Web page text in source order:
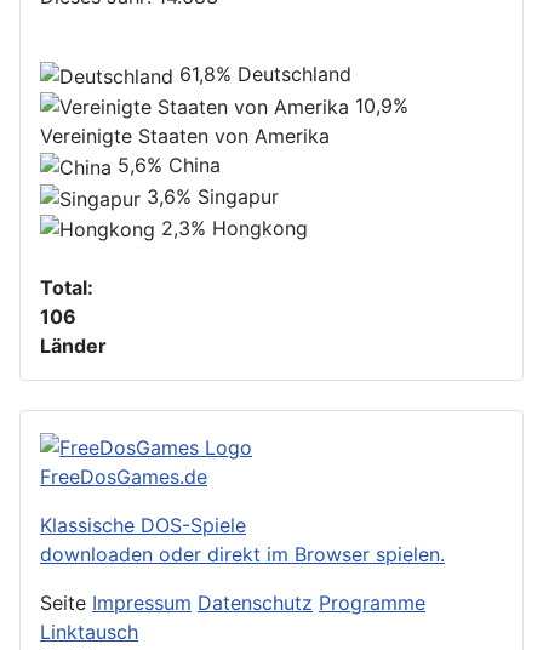
61,8% Deutschland
10,9%
Vereinigte Staaten von Amerika
5,6% China
3,6% Singapur
2,3% Hongkong
Total:
106
Länder
FreeDosGames.de
Klassische DOS-Spiele
downloaden oder direkt im Browser spielen.
Seite Impressum Datenschutz Programme
Linktausch